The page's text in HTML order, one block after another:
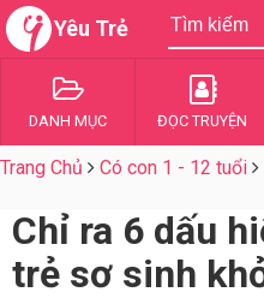
Yêu Trẻ
DANH MỤC ĐỌC TRUYỆN
Trang Chủ Có con 1 - 12 tuổi
Chỉ ra 6 dấu
trẻ sơ sinh